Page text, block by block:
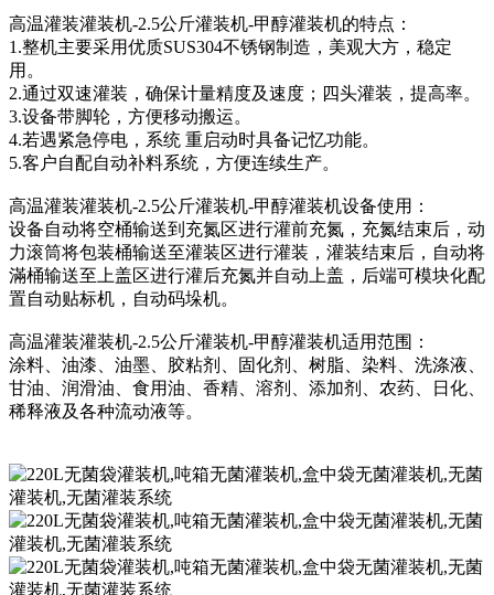
高温灌装灌装机-2.5公斤灌装机-甲醇灌装机的特点：
1.整机主要采用优质SUS304不锈钢制造，美观大方，稳定
用。
2.通过双速灌装，确保计量精度及速度；四头灌装，提高率。
3.设备带脚轮，方便移动搬运。
4.若遇紧急停电，系统 重启动时具备记忆功能。
5.客户自配自动补料系统，方便连续生产。
高温灌装灌装机-2.5公斤灌装机-甲醇灌装机设备使用：
设备自动将空桶输送到充氮区进行灌前充氮，充氮结束后，动
力滚筒将包装桶输送至灌装区进行灌装，灌装结束后，自动将
滿桶输送至上盖区进行灌后充氮并自动上盖，后端可模块化配
置自动贴标机，自动码垛机。
高温灌装灌装机-2.5公斤灌装机-甲醇灌装机适用范围：
涂料、油漆、油墨、胶粘剂、固化剂、树脂、染料、洗涤液、
甘油、润滑油、食用油、香精、溶剂、添加剂、农药、日化、
稀释液及各种流动液等。